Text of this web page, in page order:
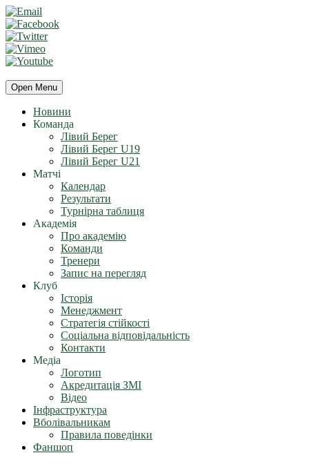
Open Menu
Новини
Команда
Лівий Берег
Лівий Берег U19
Лівий Берег U21
Матчі
Календар
Результати
Турнірна таблиця
Академія
Про академію
Команди
Тренери
Запис на перегляд
Клуб
Історія
Менеджмент
Стратегія стійкості
Соціальна відповідальність
Контакти
Медіа
Логотип
Акредитація ЗМІ
Відео
Інфраструктура
Вболівальникам
Правила поведінки
Фаншоп